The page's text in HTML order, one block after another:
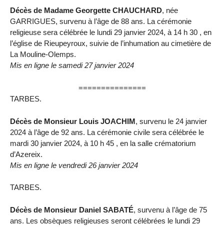
Décès de Madame Georgette CHAUCHARD, née
GARRIGUES, survenu à l’âge de 88 ans. La cérémonie
religieuse sera célébrée le lundi 29 janvier 2024, à 14 h 30 , en
l’église de Rieupeyroux, suivie de l’inhumation au cimetière de
La Mouline-Olemps.
Mis en ligne le samedi 27 janvier 2024
===============
TARBES.
Décès de Monsieur Louis JOACHIM, survenu le 24 janvier
2024 à l’âge de 92 ans. La cérémonie civile sera célébrée le
mardi 30 janvier 2024, à 10 h 45 , en la salle crématorium
d’Azereix.
Mis en ligne le vendredi 26 janvier 2024
TARBES.
Décès de Monsieur Daniel SABATÉ, survenu à l’âge de 75
ans. Les obsèques religieuses seront célébrées le lundi 29